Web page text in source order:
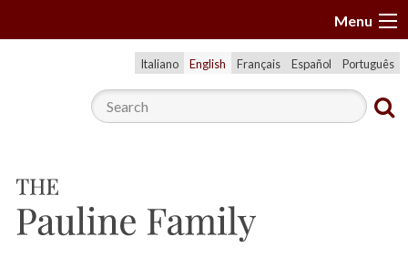
k
Menu
Italiano English Français Español Português